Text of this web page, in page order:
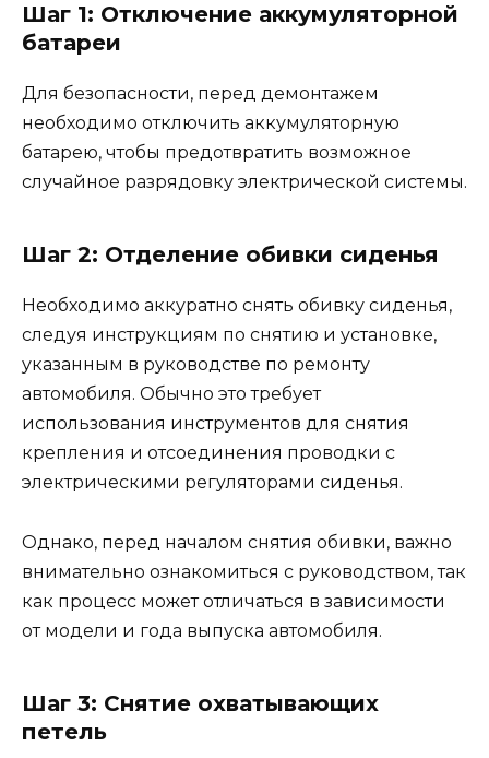
Шаг 1: Отключение аккумуляторной
батареи
Для безопасности, перед демонтажем
необходимо отключить аккумуляторную
батарею, чтобы предотвратить возможное
случайное разрядовку электрической системы.
Шаг 2: Отделение обивки сиденья
Необходимо аккуратно снять обивку сиденья,
следуя инструкциям по снятию и установке,
указанным в руководстве по ремонту
автомобиля. Обычно это требует
использования инструментов для снятия
крепления и отсоединения проводки с
электрическими регуляторами сиденья.
Однако, перед началом снятия обивки, важно
внимательно ознакомиться с руководством, так
как процесс может отличаться в зависимости
от модели и года выпуска автомобиля.
Шаг 3: Снятие охватывающих
петель